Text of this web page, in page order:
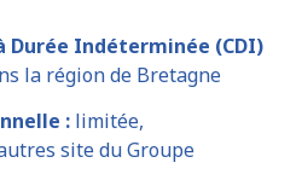
Durée Indéterminée (CDI)
la région de Bretagne
: limitée,
site du Groupe